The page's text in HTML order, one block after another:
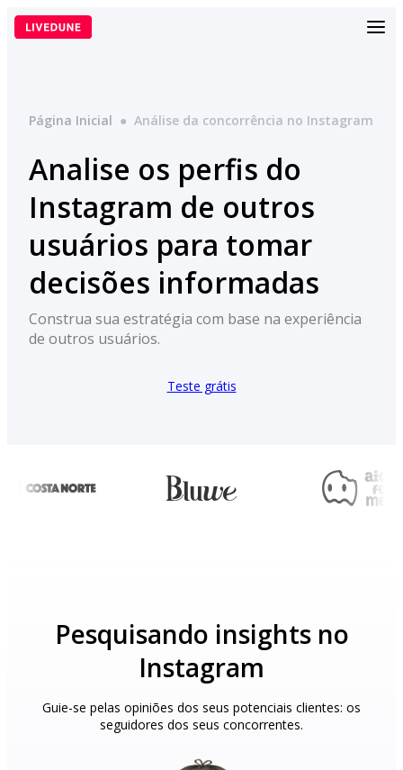
Pular
para
Página Inicial ● Análise da concorrência no Instagram
Analise os perfis do
Instagram de outros
usuários para tomar
decisões informadas
Construa sua estratégia com base na experiência
de outros usuários.
Teste grátis
Pesquisando insights no
Instagram
Guie-se pelas opiniões dos seus potenciais clientes: os
seguidores dos seus concorrentes.